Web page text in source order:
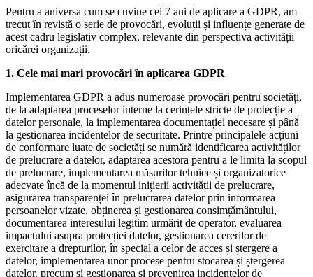
Pentru a aniversa cum se cuvine cei 7 ani de aplicare a GDPR, am
trecut în revistă o serie de provocări, evoluții și influențe generate de
acest cadru legislativ complex, relevante din perspectiva activității
oricărei organizații.
1. Cele mai mari provocări în aplicarea GDPR
Implementarea GDPR a adus numeroase provocări pentru societăți,
de la adaptarea proceselor interne la cerințele stricte de protecție a
datelor personale, la implementarea documentației necesare și până
la gestionarea incidentelor de securitate. Printre principalele acțiuni
de conformare luate de societăți se numără identificarea activităților
de prelucrare a datelor, adaptarea acestora pentru a le limita la scopul
de prelucrare, implementarea măsurilor tehnice și organizatorice
adecvate încă de la momentul inițierii activității de prelucrare,
asigurarea transparenței în prelucrarea datelor prin informarea
persoanelor vizate, obținerea și gestionarea consimțământului,
documentarea interesului legitim urmărit de operator, evaluarea
impactului asupra protecției datelor, gestionarea cererilor de
exercitare a drepturilor, în special a celor de acces și ștergere a
datelor, implementarea unor procese pentru stocarea și ștergerea
datelor, precum și gestionarea și prevenirea incidentelor de